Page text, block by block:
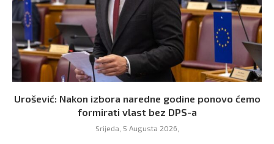
Urošević: Nakon izbora naredne godine ponovo ćemo
formirati vlast bez DPS-a
Srijeda, 5 Augusta 2026,